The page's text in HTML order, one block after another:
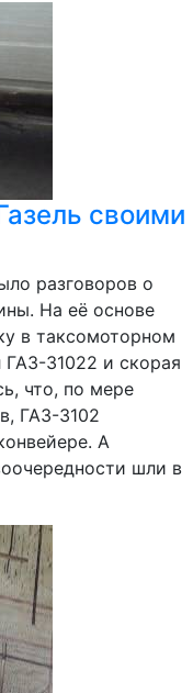
своими
разговоров о
На её основе
в таксомоторном
ГАЗ-31022 и скорая
что, по мере
ГАЗ-3102
А
шли в